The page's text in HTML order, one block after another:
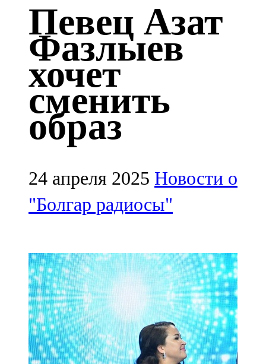
Кадыбаш
105,2 FM
Казан
91,5 FM
Кайбыч
106,1 FM
Кама тамагы
71,51 FM
Кукмара
107,9 FM
Лениногорский
102,1 FM
Мамадыш
106,2 FM
Певец Азат
Фазлыев
хочет
сменить
образ
24 апреля 2025 Новости о
"Болгар радиосы"